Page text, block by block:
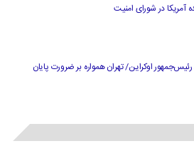
آمریکا در شورای امنیت
رئیس‌جمهور اوکراین/ تهران همواره بر ضرورت پایان